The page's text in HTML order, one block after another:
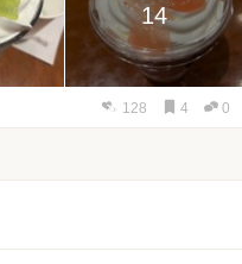
14
128 4 0